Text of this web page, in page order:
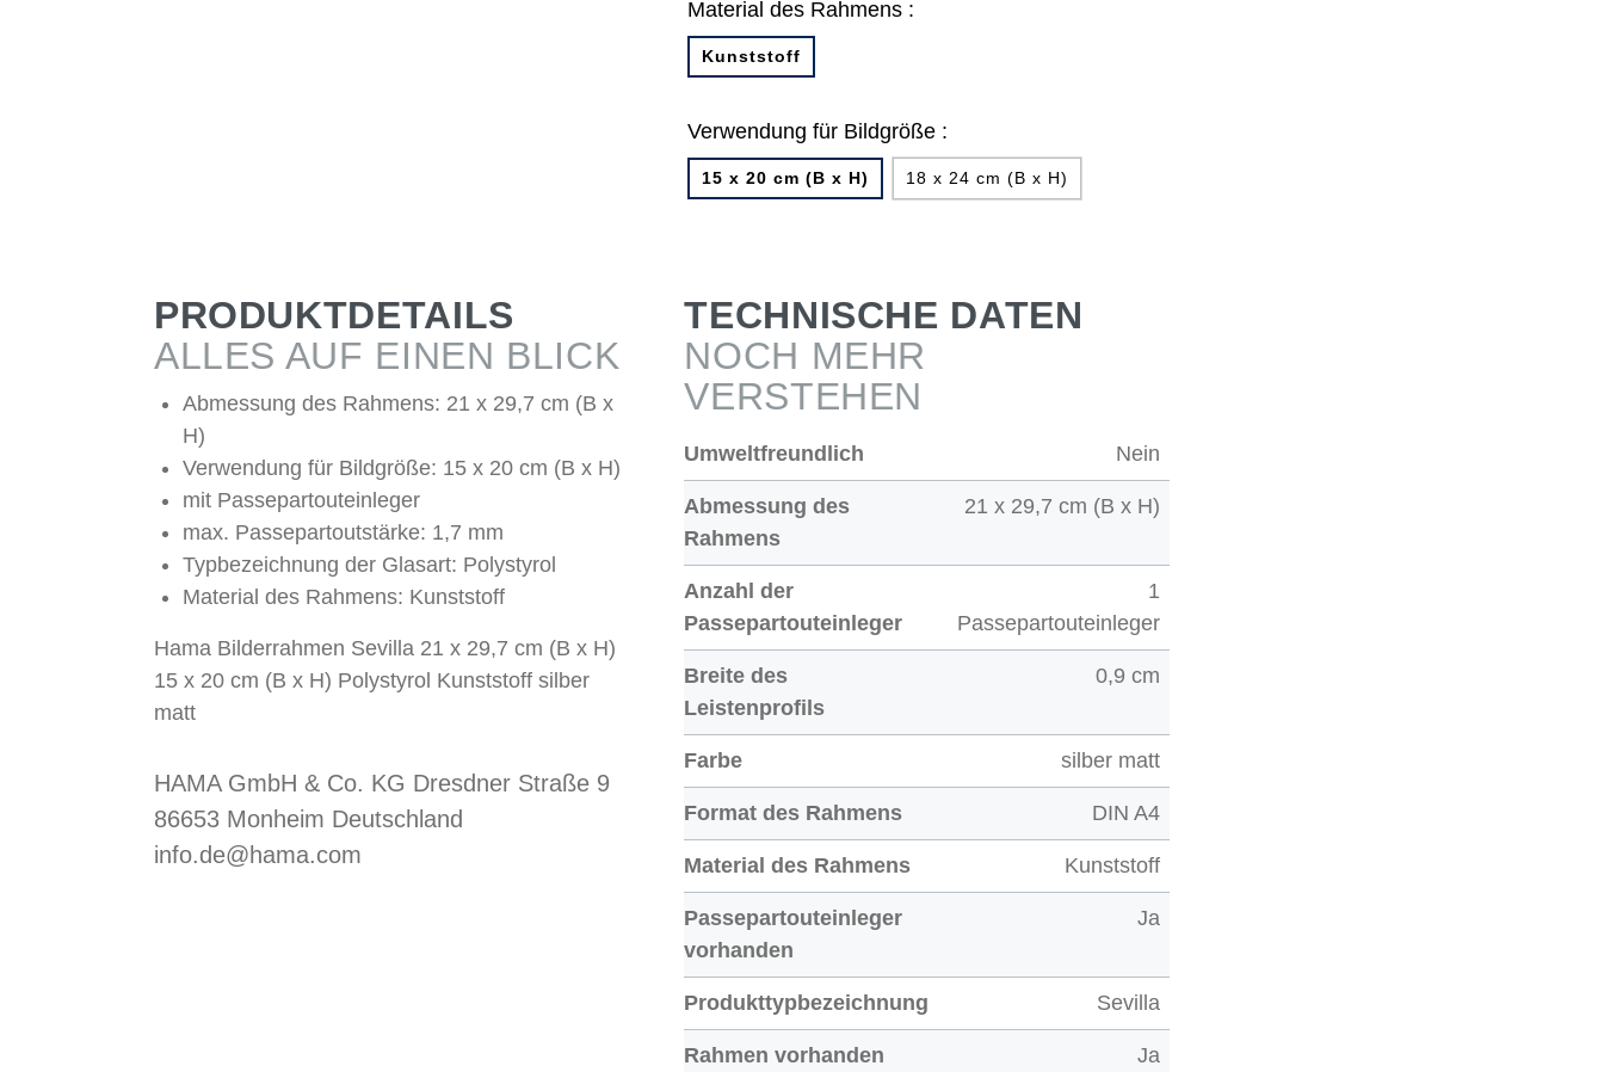
Material des Rahmens :
Kunststoff
Verwendung für Bildgröße :
15 x 20 cm (B x H) 18 x 24 cm (B x H)
PRODUKTDETAILS
ALLES AUF EINEN BLICK
Abmessung des Rahmens: 21 x 29,7 cm (B x
H)
Verwendung für Bildgröße: 15 x 20 cm (B x H)
mit Passepartouteinleger
max. Passepartoutstärke: 1,7 mm
Typbezeichnung der Glasart: Polystyrol
Material des Rahmens: Kunststoff
Hama Bilderrahmen Sevilla 21 x 29,7 cm (B x H)
15 x 20 cm (B x H) Polystyrol Kunststoff silber
matt
HAMA GmbH & Co. KG Dresdner Straße 9
86653 Monheim Deutschland
info.de@hama.com
TECHNISCHE DATEN
NOCH MEHR
VERSTEHEN
Umweltfreundlich Nein
Abmessung des
Rahmens
21 x 29,7 cm (B x H)
Anzahl der
Passepartouteinleger
1
Passepartouteinleger
Breite des
Leistenprofils
0,9 cm
Farbe silber matt
Format des Rahmens DIN A4
Material des Rahmens Kunststoff
Passepartouteinleger
vorhanden
Ja
Produkttypbezeichnung Sevilla
Rahmen vorhanden Ja